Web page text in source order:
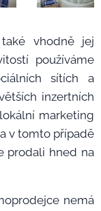
vhodně jej
používáme
sítích a
inzertních
marketing
v tomto případě
prodali hned na
nemá